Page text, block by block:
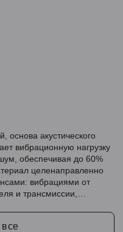
основа акустического
вибрационную нагрузку
обеспечивая до 60%
целенаправленно
вибрациями от
и трансмиссии,